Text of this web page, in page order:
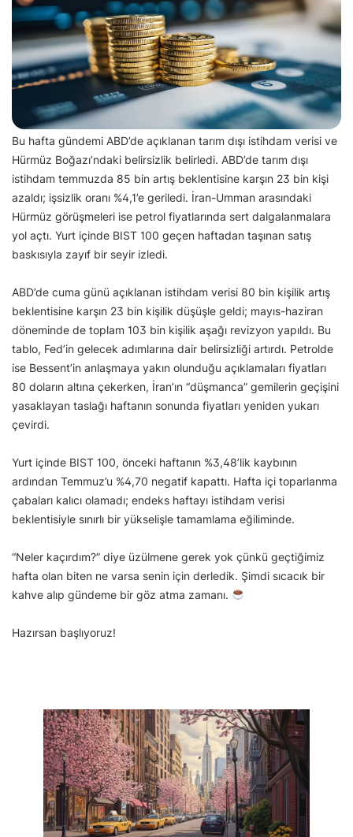
Bu hafta gündemi ABD’de açıklanan tarım dışı istihdam verisi ve
Hürmüz Boğazı’ndaki belirsizlik belirledi. ABD’de tarım dışı
istihdam temmuzda 85 bin artış beklentisine karşın 23 bin kişi
azaldı; işsizlik oranı %4,1’e geriledi. İran-Umman arasındaki
Hürmüz görüşmeleri ise petrol fiyatlarında sert dalgalanmalara
yol açtı. Yurt içinde BIST 100 geçen haftadan taşınan satış
baskısıyla zayıf bir seyir izledi.
ABD’de cuma günü açıklanan istihdam verisi 80 bin kişilik artış
beklentisine karşın 23 bin kişilik düşüşle geldi; mayıs-haziran
döneminde de toplam 103 bin kişilik aşağı revizyon yapıldı. Bu
tablo, Fed’in gelecek adımlarına dair belirsizliği artırdı. Petrolde
ise Bessent’in anlaşmaya yakın olunduğu açıklamaları fiyatları
80 doların altına çekerken, İran’ın “düşmanca” gemilerin geçişini
yasaklayan taslağı haftanın sonunda fiyatları yeniden yukarı
çevirdi.
Yurt içinde BIST 100, önceki haftanın %3,48’lik kaybının
ardından Temmuz’u %4,70 negatif kapattı. Hafta içi toparlanma
çabaları kalıcı olamadı; endeks haftayı istihdam verisi
beklentisiyle sınırlı bir yükselişle tamamlama eğiliminde.
“Neler kaçırdım?” diye üzülmene gerek yok çünkü geçtiğimiz
hafta olan biten ne varsa senin için derledik. Şimdi sıcacık bir
kahve alıp gündeme bir göz atma zamanı.
Hazırsan başlıyoruz!